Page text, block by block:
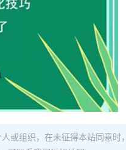
或组织，在未征得本站同意